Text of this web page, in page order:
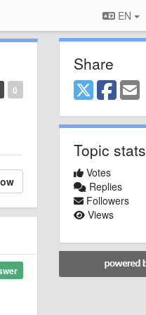
EN
0
Share
Topic stats
Votes
Replies
Followers
Views